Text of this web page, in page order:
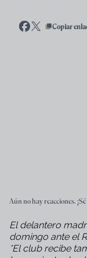
Copiar
Aún no hay reacciones.
El delantero
domingo ante el
*El club recibe